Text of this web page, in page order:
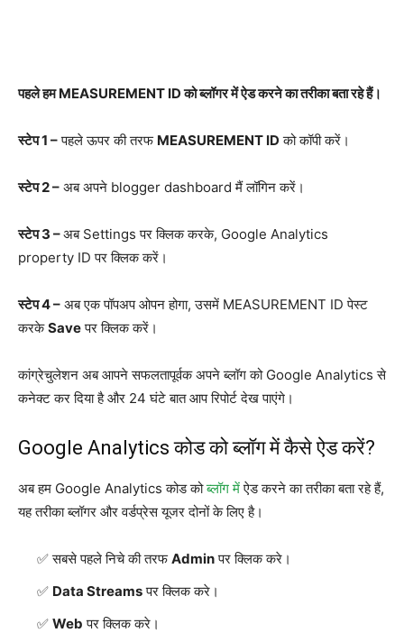
पहले हम MEASUREMENT ID को ब्लॉगर में ऐड करने का तरीका बता रहे हैं।
स्टेप 1 –पहले ऊपर की तरफ MEASUREMENT ID को कॉपी करें।
स्टेप 2 – अब अपने blogger dashboard मैं लॉगिन करें।
स्टेप 3 –अब Settings पर क्लिक करके, Google Analytics
property ID पर क्लिक करें।
स्टेप 4 – अब एक पॉपअप ओपन होगा, उसमें MEASUREMENT ID पेस्ट
करकेSaveपर क्लिक करें।
कांग्रेचुलेशन अब आपने सफलतापूर्वक अपने ब्लॉग को Google Analytics से
कनेक्ट कर दिया है और 24 घंटे बात आप रिपोर्ट देख पाएंगे।
Google Analytics कोड को ब्लॉग में कैसे ऐड करें?
अब हम Google Analytics कोड कोब्लॉग मेंऐड करने का तरीका बता रहे हैं,
यह तरीका ब्लॉगर और वर्डप्रेस यूजर दोनों के लिए है।
सबसे पहले निचे की तरफAdminपर क्लिक करे।
Data Streamsपर क्लिक करे।
Web पर क्लिक करे।